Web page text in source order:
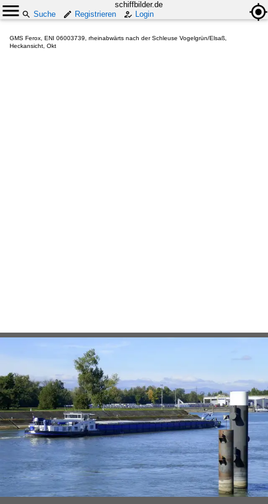
schiffbilder.de
Suche
Registrieren Login
GMS Ferox, ENI 06003739, rheinabwärts nach der Schleuse Vogelgrün/Elsaß,
Heckansicht, Okt